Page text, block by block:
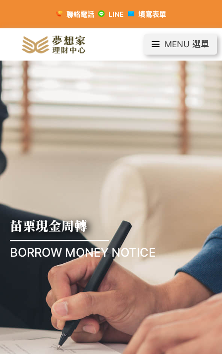
聯絡電話 LINE 填寫表單
MENU 選單
苗栗現金周轉
BORROW MONEY NOTICE